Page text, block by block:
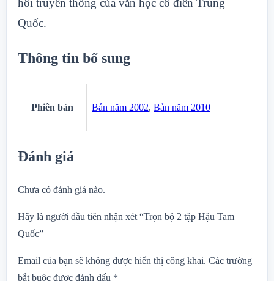
hồi truyền thống của văn học cổ điển Trung
Quốc.
Thông tin bổ sung
Phiên bản Bản năm 2002, Bản năm 2010
Đánh giá
Chưa có đánh giá nào.
Hãy là người đầu tiên nhận xét “Trọn bộ 2 tập Hậu Tam
Quốc”
Email của bạn sẽ không được hiển thị công khai. Các trường
bắt buộc được đánh dấu *